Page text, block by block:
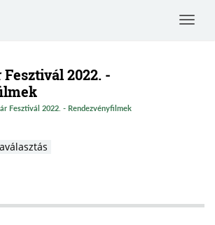
Toggle
2022. -
Fesztivál 2022. - Rendezvényfilmek